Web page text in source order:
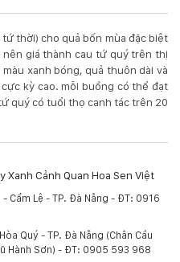
thời) cho quả bốn mùa đặc biệt
giá thành cau tứ quý trên thị
xanh bóng, quả thuôn dài và
kỳ cao. mỗi buồng có thể đạt
quý có tuổi thọ canh tác trên 20
Xanh Cảnh Quan Hoa Sen Việt
Cẩm Lệ - TP. Đà Nẵng - ĐT: 0916
Quý - TP. Đà Nẵng (Chân Cầu
Hành Sơn) - ĐT: 0905 593 968